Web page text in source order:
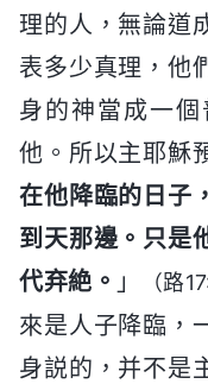
理的人，無論道
表多少真理，他
身的神當成一
他。所以主耶穌
在他降臨的日子
到天那邊。只是
代弃絶。 」 （路
來是人子降臨，
身説的，并不是